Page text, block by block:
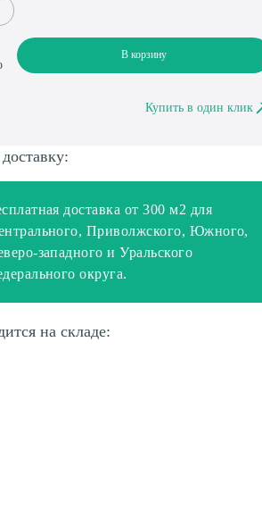
В корзину
Купить в один клик
доставка от 300 м2 для
Приволжского, Южного,
западного и Уральского
округа.
на складе: